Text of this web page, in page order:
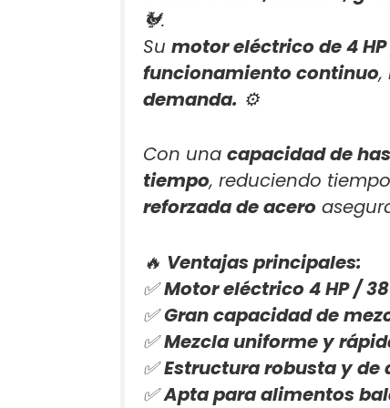
🐓.
Su motor eléctrico de 4
funcionamiento continuo,
demanda. ⚙️
Con una capacidad de
tiempo, reduciendo
reforzada de acero
🔥 Ventajas principales:
✅Motor eléctrico 4 HP /
✅Gran capacidad de
✅Mezcla uniforme y
✅Estructura robusta y
✅Apta para alimentos